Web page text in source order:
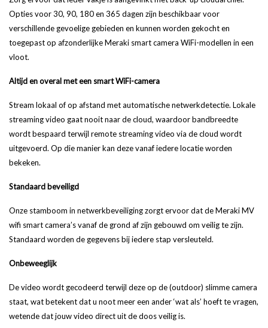
Opties voor 30, 90, 180 en 365 dagen zijn beschikbaar voor
verschillende gevoelige gebieden en kunnen worden gekocht en
toegepast op afzonderlijke Meraki smart camera WiFi-modellen in een
vloot.
Altijd en overal met een smart WiFi-camera
Stream lokaal of op afstand met automatische netwerkdetectie. Lokale
streaming video gaat nooit naar de cloud, waardoor bandbreedte
wordt bespaard terwijl remote streaming video via de cloud wordt
uitgevoerd. Op die manier kan deze vanaf iedere locatie worden
bekeken.
Standaard beveiligd
Onze stamboom in netwerkbeveiliging zorgt ervoor dat de Meraki MV
wifi smart camera’s vanaf de grond af zijn gebouwd om veilig te zijn.
Standaard worden de gegevens bij iedere stap versleuteld.
Onbeweeglijk
De video wordt gecodeerd terwijl deze op de (outdoor) slimme camera
staat, wat betekent dat u noot meer een ander ‘wat als’ hoeft te vragen,
wetende dat jouw video direct uit de doos veilig is.